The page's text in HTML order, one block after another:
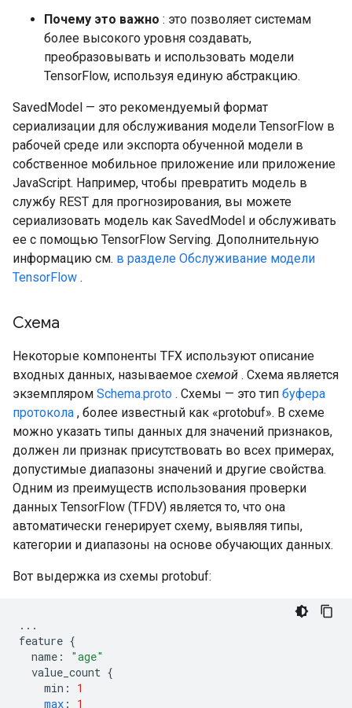
Почему это важно : это позволяет системам
более высокого уровня создавать,
преобразовывать и использовать модели
TensorFlow, используя единую абстракцию.
SavedModel — это рекомендуемый формат
сериализации для обслуживания модели TensorFlow в
рабочей среде или экспорта обученной модели в
собственное мобильное приложение или приложение
JavaScript. Например, чтобы превратить модель в
службу REST для прогнозирования, вы можете
сериализовать модель как SavedModel и обслуживать
ее с помощью TensorFlow Serving. Дополнительную
информацию см. в разделе Обслуживание модели
TensorFlow .
Схема
Некоторые компоненты TFX используют описание
входных данных, называемое схемой . Схема является
экземпляром Schema.proto . Схемы — это тип буфера
протокола , более известный как «protobuf». В схеме
можно указать типы данных для значений признаков,
должен ли признак присутствовать во всех примерах,
допустимые диапазоны значений и другие свойства.
Одним из преимуществ использования проверки
данных TensorFlow (TFDV) является то, что она
автоматически генерирует схему, выявляя типы,
категории и диапазоны на основе обучающих данных.
Вот выдержка из схемы protobuf:
...
feature {
name :
"age"
value_count {
min :
1
max : 1